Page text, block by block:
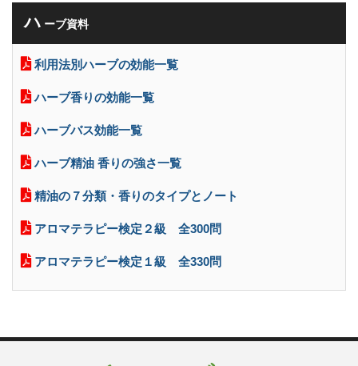
ハ ーブ資料
利用法別ハーブの効能一覧
ハーブ香りの効能一覧
ハーブバス効能一覧
ハーブ精油 香りの強さ一覧
精油の７分類・香りのタイプとノート
アロマテラピー検定２級 全300問
アロマテラピー検定１級 全330問